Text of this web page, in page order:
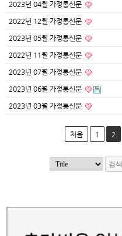
2023년 04월 가정통신문
2022년 12월 가정통신문
2023년 05월 가정통신문
2022년 11월 가정통신문
2023년 07월 가정통신문
2023년 06월 가정통신문
2023년 03월 가정통신문
처음 1 2